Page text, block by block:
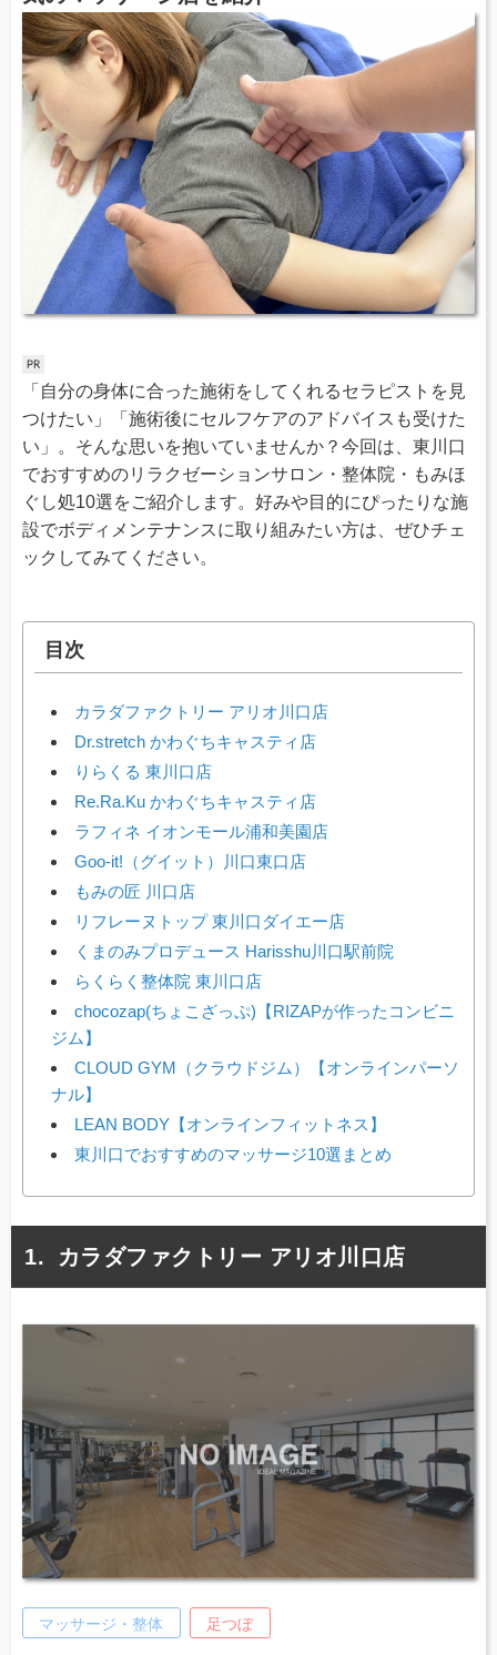
「自分の身体に合った施術をしてくれるセラピストを見
つけたい」「施術後にセルフケアのアドバイスも受けた
い」。そんな思いを抱いていませんか？今回は、東川口
でおすすめのリラクゼーションサロン・整体院・もみほ
ぐし処10選をご紹介します。好みや目的にぴったりな施
設でボディメンテナンスに取り組みたい方は、ぜひチェ
ックしてみてください。
目次
カラダファクトリー アリオ川口店
Dr.stretch かわぐちキャスティ店
りらくる 東川口店
Re.Ra.Ku かわぐちキャスティ店
ラフィネ イオンモール浦和美園店
Goo-it!（グイット）川口東口店
もみの匠 川口店
リフレーヌトップ 東川口ダイエー店
くまのみプロデュース Harisshu川口駅前院
らくらく整体院 東川口店
chocozap(ちょこざっぷ)【RIZAPが作ったコンビニ
ジム】
CLOUD GYM（クラウドジム）【オンラインパーソ
ナル】
LEAN BODY【オンラインフィットネス】
東川口でおすすめのマッサージ10選まとめ
カラダファクトリー アリオ川口店
マッサージ・整体 足つぼ